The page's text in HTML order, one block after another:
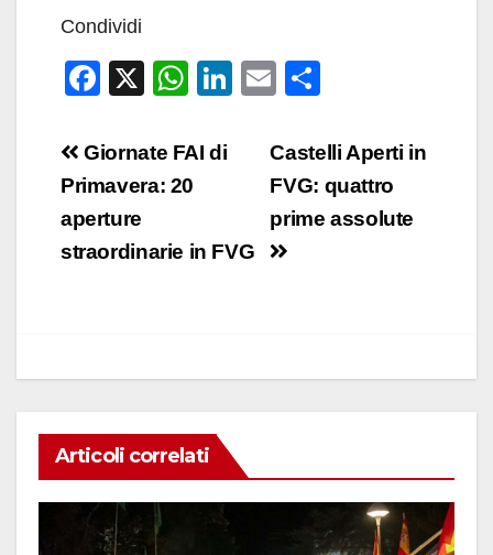
Condividi
F
c
e
b
o
X
W
at
s
p
Li
n
E
ail n
di
vi
Navigazione
articoli
Castelli Aperti in
FVG: quattro
prime assolute
Giornate FAI di
Primavera: 20
aperture
straordinarie in FVG
Articoli correlati